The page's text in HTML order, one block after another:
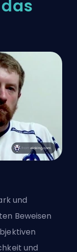
und
Beweisen
und